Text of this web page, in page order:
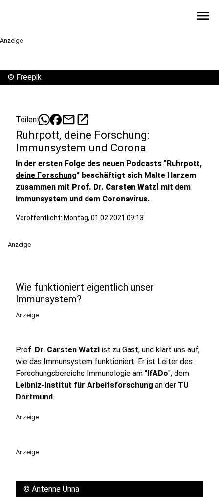
menu
Anzeige
© Freepik
Teilen: mailopen_in_new
Ruhrpott, deine Forschung:
Immunsystem und Corona
In der ersten Folge des neuen Podcasts "Ruhrpott,
deine Forschung" beschäftigt sich Malte Harzem
zusammen mit Prof. Dr. Carsten Watzl mit dem
Immunsystem und dem Coronavirus.
Veröffentlicht: Montag, 01.02.2021 09:13
Anzeige
Wie funktioniert eigentlich unser
Immunsystem?
Anzeige
Prof. Dr. Carsten Watzl ist zu Gast, und klärt uns auf,
wie das Immunsystem funktioniert. Er ist Leiter des
Forschungsbereichs Immunologie am "IfADo", dem
Leibniz-Institut für Arbeitsforschung an der TU
Dortmund.
Anzeige
Anzeige
© Antenne Unna